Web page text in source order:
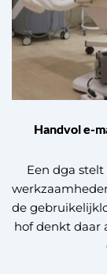
Handvol e-
Een dga
de
hof denkt daar